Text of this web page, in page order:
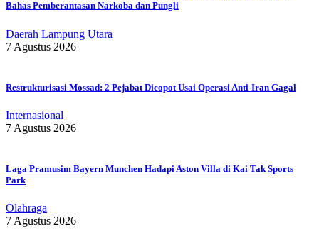
Bahas Pemberantasan Narkoba dan Pungli
Daerah Lampung Utara
7 Agustus 2026
Restrukturisasi Mossad: 2 Pejabat Dicopot Usai Operasi Anti-Iran Gagal
Internasional
7 Agustus 2026
Laga Pramusim Bayern Munchen Hadapi Aston Villa di Kai Tak Sports
Park
Olahraga
7 Agustus 2026